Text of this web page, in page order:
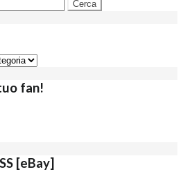
fan!
[eBay]